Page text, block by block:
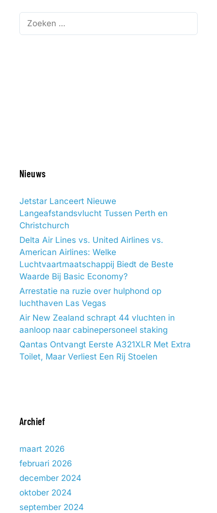
Zoek
Nieuws
Jetstar Lanceert Nieuwe
Langeafstandsvlucht Tussen Perth en
Christchurch
Delta Air Lines vs. United Airlines vs.
American Airlines: Welke
Luchtvaartmaatschappij Biedt de Beste
Waarde Bij Basic Economy?
Arrestatie na ruzie over hulphond op
luchthaven Las Vegas
Air New Zealand schrapt 44 vluchten in
aanloop naar cabinepersoneel staking
Qantas Ontvangt Eerste A321XLR Met Extra
Toilet, Maar Verliest Een Rij Stoelen
Archief
maart 2026
februari 2026
december 2024
oktober 2024
september 2024